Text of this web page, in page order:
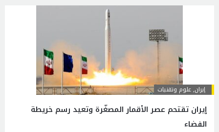
إيران,علوم وتقنيات
إيران تقتحم عصر الأقمار المصغّرة وتعيد رسم خريطة
الفضاء